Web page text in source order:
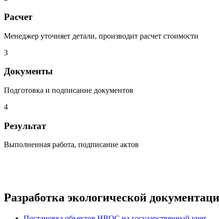
Расчет
Менеджер уточняет детали, производит расчет стоимости
3
Документы
Подготовка и подписание документов
4
Результат
Выполненная работа, подписание актов
Разработка экологической